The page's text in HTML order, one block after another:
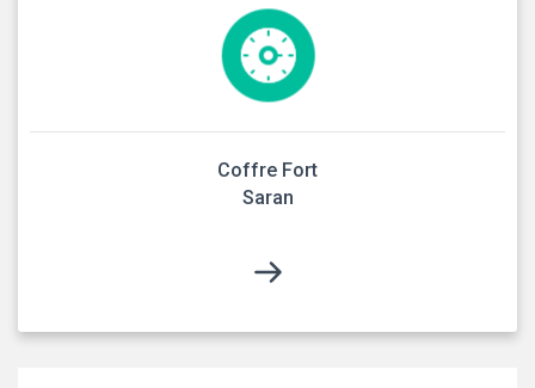
Coffre Fort
Saran